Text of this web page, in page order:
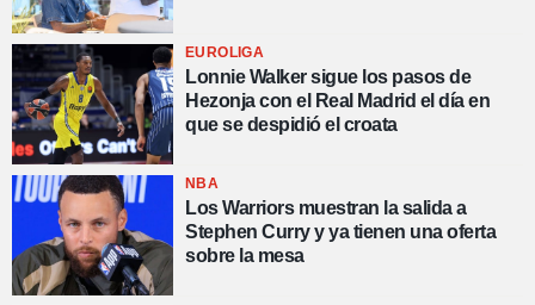
EUROLIGA
Lonnie Walker sigue los pasos de
Hezonja con el Real Madrid el día en
que se despidió el croata
NBA
Los Warriors muestran la salida a
Stephen Curry y ya tienen una oferta
sobre la mesa